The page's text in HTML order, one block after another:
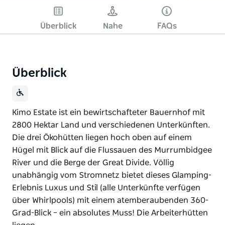
Überblick Nahe FAQs
Überblick
Kimo Estate ist ein bewirtschafteter Bauernhof mit
2800 Hektar Land und verschiedenen Unterkünften.
Die drei Ökohütten liegen hoch oben auf einem
Hügel mit Blick auf die Flussauen des Murrumbidgee
River und die Berge der Great Divide. Völlig
unabhängig vom Stromnetz bietet dieses Glamping-
Erlebnis Luxus und Stil (alle Unterkünfte verfügen
über Whirlpools) mit einem atemberaubenden 360-
Grad-Blick – ein absolutes Muss! Die Arbeiterhütten